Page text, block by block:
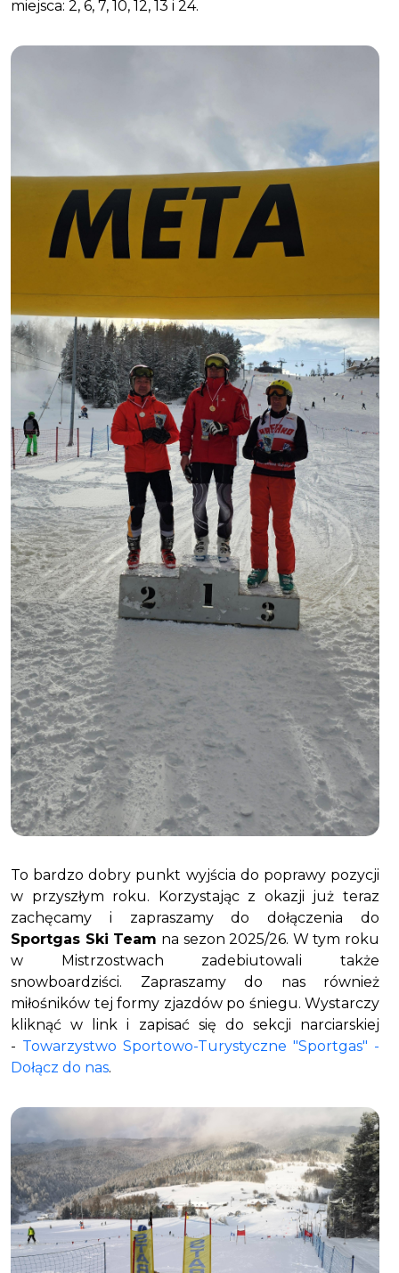
miejsca: 2, 6, 7, 10, 12, 13 i 24.
To bardzo dobry punkt wyjścia do poprawy pozycji
w przyszłym roku. Korzystając z okazji już teraz
zachęcamy i zapraszamy do dołączenia do
Sportgas Ski Team na sezon 2025/26. W tym roku
w Mistrzostwach zadebiutowali także
snowboardziści. Zapraszamy do nas również
miłośników tej formy zjazdów po śniegu. Wystarczy
kliknąć w link i zapisać się do sekcji narciarskiej
- Towarzystwo Sportowo-Turystyczne "Sportgas" -
Dołącz do nas.